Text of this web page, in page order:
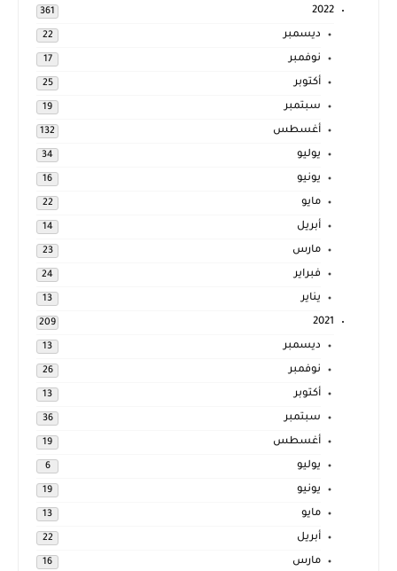
2022
361
ديسمبر 22
نوفمبر 17
أكتوبر 25
سبتمبر 19
أغسطس 132
يوليو 34
يونيو 16
مايو 22
أبريل 14
مارس 23
فبراير 24
يناير 13
2021
209
ديسمبر 13
نوفمبر 26
أكتوبر 13
سبتمبر 36
أغسطس 19
يوليو 6
يونيو 19
مايو 13
أبريل 22
مارس 16